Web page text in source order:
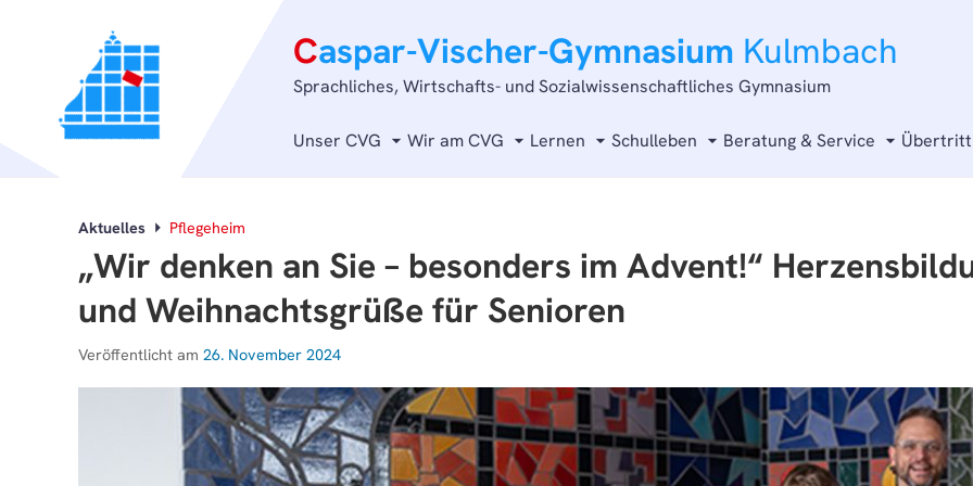
Caspar-Vischer-Gymnasium Kulmbach
Sprachliches, Wirtschafts- und Sozialwissenschaftliches Gymnasium
Unser CVG Wir am CVG Lernen Schulleben Beratung & Service Übertritt
Aktuelles Pflegeheim
„Wir denken an Sie – besonders im Advent!“
und Weihnachtsgrüße für Senioren
Veröffentlicht am 26. November 2024